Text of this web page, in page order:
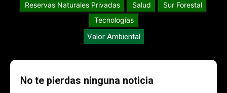
Reservas Naturales Privadas
Salud
Sur Forestal
Tecnologías
Valor Ambiental
No te pierdas ninguna noticia